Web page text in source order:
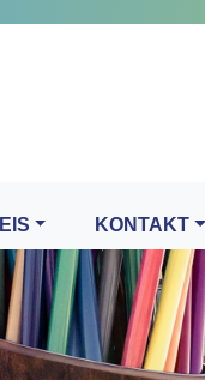
KONTAKT